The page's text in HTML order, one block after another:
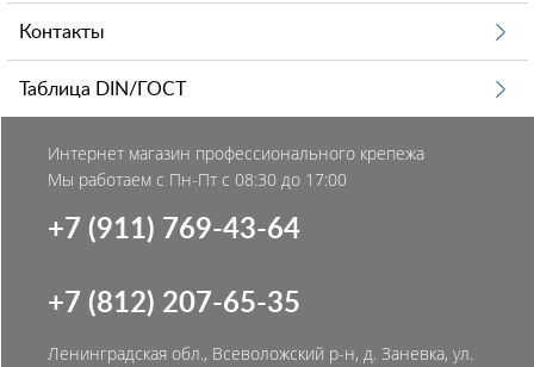
Контакты
Таблица DIN/ГОСТ
Интернет магазин профессионального крепежа
Мы работаем с Пн-Пт с 08:30 до 17:00
+7 (911) 769-43-64
+7 (812) 207-65-35
Ленинградская обл., Всеволожский р-н, д. Заневка, ул.